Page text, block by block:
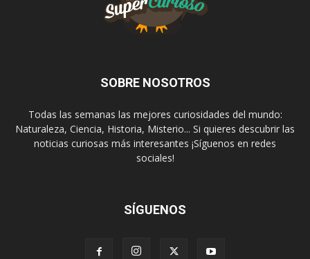
SOBRE NOSOTROS
Todas las semanas las mejores curiosidades del mundo:
Naturaleza, Ciencia, Historia, Misterio... Si quieres descubrir las
noticias curiosas más interesantes ¡Síguenos en redes
sociales!
SÍGUENOS